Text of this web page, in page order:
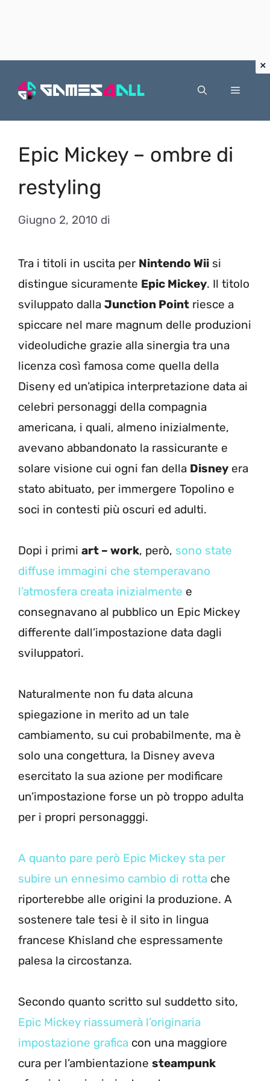
Menu
Epic Mickey – ombre di
restyling
Giugno 2, 2010 di
Tra i titoli in uscita per Nintendo Wii si
distingue sicuramente Epic Mickey. Il titolo
sviluppato dalla Junction Point riesce a
spiccare nel mare magnum delle produzioni
videoludiche grazie alla sinergia tra una
licenza così famosa come quella della
Diseny ed un’atipica interpretazione data ai
celebri personaggi della compagnia
americana, i quali, almeno inizialmente,
avevano abbandonato la rassicurante e
solare visione cui ogni fan della Disney era
stato abituato, per immergere Topolino e
soci in contesti più oscuri ed adulti.
Dopi i primi art – work, però, sono state
diffuse immagini che stemperavano
l’atmosfera creata inizialmente e
consegnavano al pubblico un Epic Mickey
differente dall’impostazione data dagli
sviluppatori.
Naturalmente non fu data alcuna
spiegazione in merito ad un tale
cambiamento, su cui probabilmente, ma è
solo una congettura, la Disney aveva
esercitato la sua azione per modificare
un’impostazione forse un pò troppo adulta
per i propri personagggi.
A quanto pare però Epic Mickey sta per
subire un ennesimo cambio di rotta che
riporterebbe alle origini la produzione. A
sostenere tale tesi è il sito in lingua
francese Khisland che espressamente
palesa la circostanza.
Secondo quanto scritto sul suddetto sito,
Epic Mickey riassumerà l’originaria
impostazione grafica con una maggiore
cura per l’ambientazione steampunk